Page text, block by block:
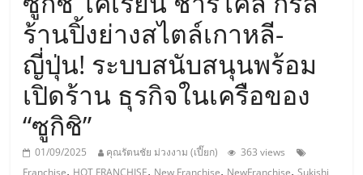
ส
เอ็
มอี
ร้านปิ้งย่างสไตล์เกาหลี-
ญี่ปุ่น! ระบบสนับสนุนพร้อม
เปิดร้าน ธุรกิจในเครือของ
“ซูกิชิ”
01/09/2025 คุณรัตนชัย ม่วงงาม (เปี๊ยก)
363 views
, , , ,